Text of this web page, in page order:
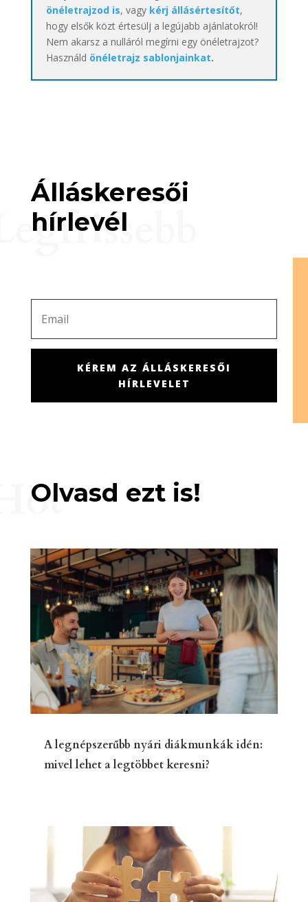
önéletrajzod is, vagy kérj állásértesítőt,
hogy elsők közt értesülj a legújabb ajánlatokról!
Nem akarsz a nulláról megírni egy önéletrajzot?
Használd önéletrajz sablonjainkat.
Álláskeresői
hírlevél
KÉREM AZ ÁLLÁSKERESŐI
HÍRLEVELET
Olvasd ezt is!
A legnépszerűbb nyári diákmunkák idén:
mivel lehet a legtöbbet keresni?